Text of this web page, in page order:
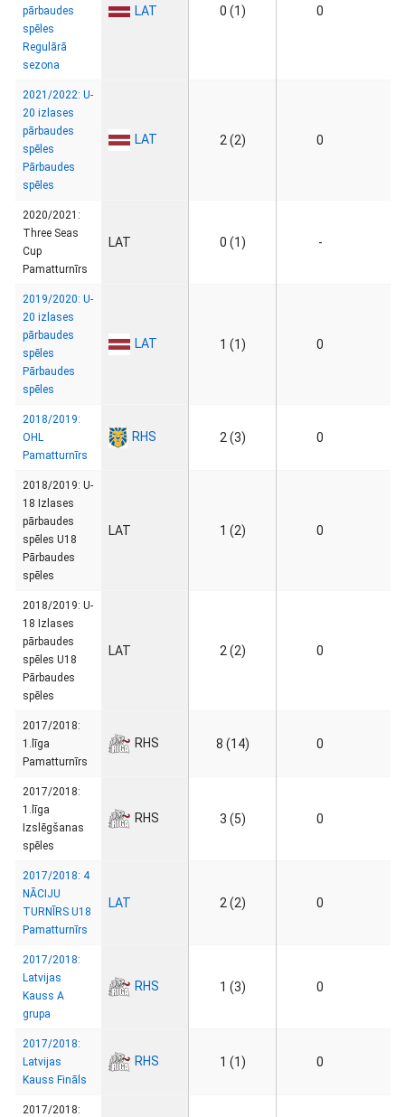
pārbaudes
spēles
Regulārā
sezona
LAT 0 (1) 0
2021/2022: U-
20 izlases
pārbaudes
spēles
Pārbaudes
spēles
LAT 2 (2) 0
2020/2021:
Three Seas
Cup
Pamatturnīrs
LAT 0 (1) -
2019/2020: U-
20 izlases
pārbaudes
spēles
Pārbaudes
spēles
LAT 1 (1) 0
2018/2019:
OHL
Pamatturnīrs
RHS 2 (3) 0
2018/2019: U-
18 Izlases
pārbaudes
spēles U18
Pārbaudes
spēles
LAT 1 (2) 0
2018/2019: U-
18 Izlases
pārbaudes
spēles U18
Pārbaudes
spēles
LAT 2 (2) 0
2017/2018:
1.līga
Pamatturnīrs
RHS 8 (14) 0
2017/2018:
1.līga
Izslēgšanas
spēles
RHS 3 (5) 0
2017/2018: 4
NĀCIJU
TURNĪRS U18
Pamatturnīrs
LAT 2 (2) 0
2017/2018:
Latvijas
Kauss A
grupa
RHS 1 (3) 0
2017/2018:
Latvijas
Kauss Fināls
RHS 1 (1) 0
2017/2018: